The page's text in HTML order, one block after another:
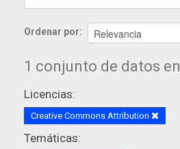
Ordenar por
1 conjunto de datos
Licencias:
Creative Commons Attribution
Temáticas: